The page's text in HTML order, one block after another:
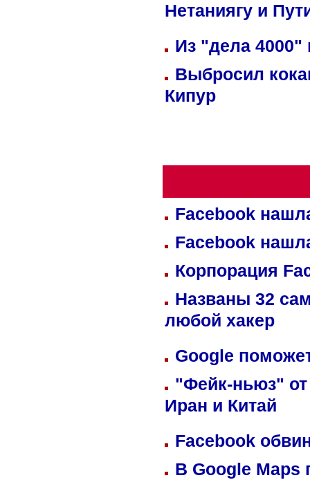
Нетаниягу и
Из "дела 4000"
Выбросил
Кипур
Facebook
Facebook
Корпорация
Названы 32
любой хакер
Google
"Фейк-ньюз" от
Иран и Китай
Facebook
В Google Maps